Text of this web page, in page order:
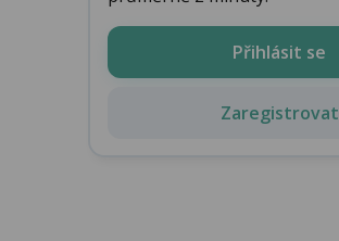
Přihlásit se
Zaregistrovat